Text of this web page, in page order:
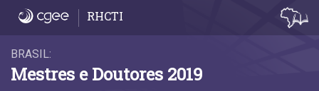
3.5 Diferenças na remuneração - 3.5
RHCTI
BRASIL:
Mestres e Doutores 2019